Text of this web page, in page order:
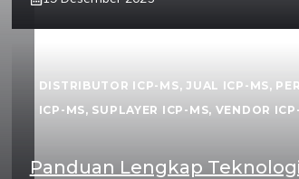
DISTRIBUTOR ICP-MS, JUAL ICP-MS,
ICP-MS, SUPLAYER ICP-MS, VENDOR
Panduan Lengkap Teknologi